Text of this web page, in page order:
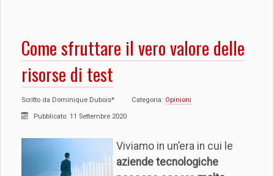
Come sfruttare il vero valore delle
risorse di test
Scritto da Dominique Dubois* Categoria: Opinioni
Pubblicato: 11 Settembre 2020
Viviamo in un’era in cui le
aziende tecnologiche